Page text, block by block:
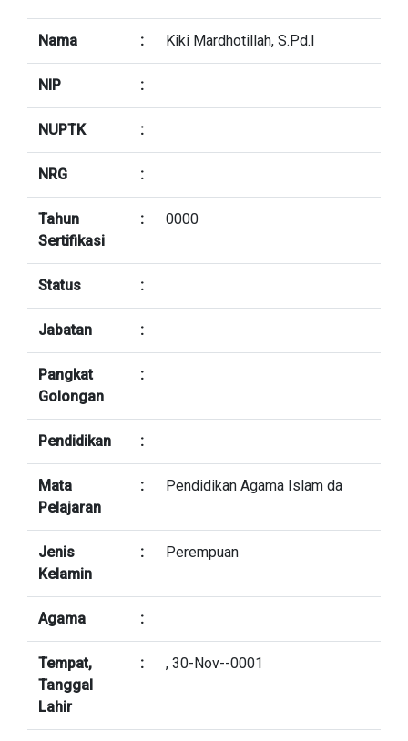
Nama : Kiki Mardhotillah, S.Pd.I
NIP :
NUPTK :
NRG :
Tahun
Sertifikasi
: 0000
Status :
Jabatan :
Pangkat
Golongan
:
Pendidikan :
Mata
Pelajaran
: Pendidikan Agama Islam da
Jenis
Kelamin
: Perempuan
Agama :
Tempat,
Tanggal
Lahir
: , 30-Nov--0001